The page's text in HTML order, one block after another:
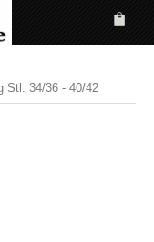
Stl. 34/36 - 40/42